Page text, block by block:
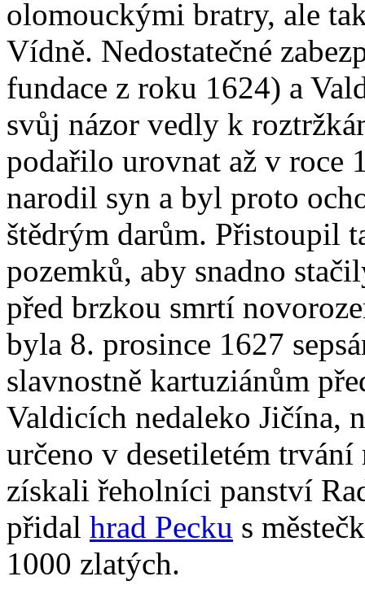
olomouckými bratry, ale
Vídně. Nedostatečné
fundace z roku 1624) a
svůj názor vedly k
podařilo urovnat až v roce
narodil syn a byl proto
štědrým darům. Přistoupil
pozemků, aby snadno
před brzkou smrtí
byla 8. prosince 1627
slavnostně kartuziánům
Valdicích nedaleko Jičína,
určeno v desetiletém
získali řeholníci panství
přidal hrad Pecku s
1000 zlatých.